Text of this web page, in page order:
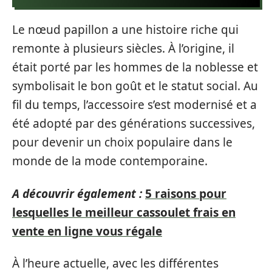
Le nœud papillon a une histoire riche qui
remonte à plusieurs siècles. À l’origine, il
était porté par les hommes de la noblesse et
symbolisait le bon goût et le statut social. Au
fil du temps, l’accessoire s’est modernisé et a
été adopté par des générations successives,
pour devenir un choix populaire dans le
monde de la mode contemporaine.
A découvrir également : 5 raisons pour
lesquelles le meilleur cassoulet frais en
vente en ligne vous régale
À l’heure actuelle, avec les différentes